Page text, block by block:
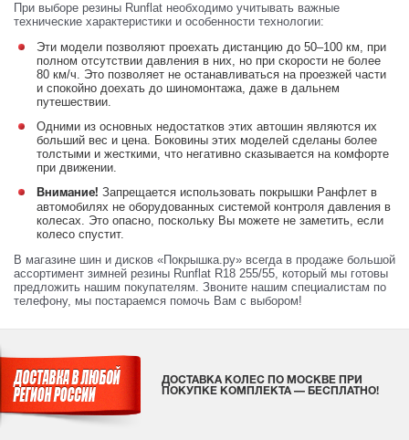
При выборе резины Runflat необходимо учитывать важные
технические характеристики и особенности технологии:
Эти модели позволяют проехать дистанцию до 50–100 км, при
полном отсутствии давления в них, но при скорости не более
80 км/ч. Это позволяет не останавливаться на проезжей части
и спокойно доехать до шиномонтажа, даже в дальнем
путешествии.
Одними из основных недостатков этих автошин являются их
больший вес и цена. Боковины этих моделей сделаны более
толстыми и жесткими, что негативно сказывается на комфорте
при движении.
Внимание! Запрещается использовать покрышки Ранфлет в
автомобилях не оборудованных системой контроля давления в
колесах. Это опасно, поскольку Вы можете не заметить, если
колесо спустит.
В магазине шин и дисков «Покрышка.ру» всегда в продаже большой
ассортимент зимней резины Runflat R18 255/55, который мы готовы
предложить нашим покупателям. Звоните нашим специалистам по
телефону, мы постараемся помочь Вам с выбором!
ДОСТАВКА КОЛЕС ПО МОСКВЕ ПРИ
ПОКУПКЕ КОМПЛЕКТА — БЕСПЛАТНО!